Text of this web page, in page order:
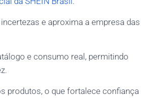
e aproxima a empresa das
e consumo real, permitindo
produtos, o que fortalece confiança